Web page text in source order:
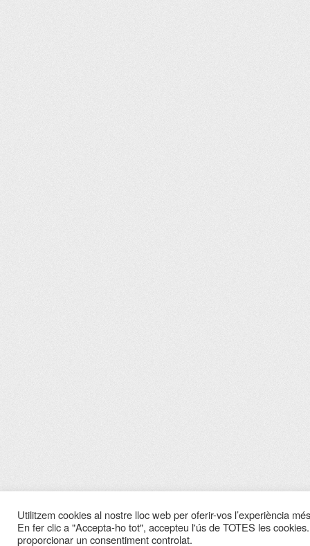
Utilitzem cookies al nostre lloc web per oferir-vos l’experiència
En fer clic a "Accepta-ho tot", accepteu l'ús de TOTES les
proporcionar un consentiment controlat.